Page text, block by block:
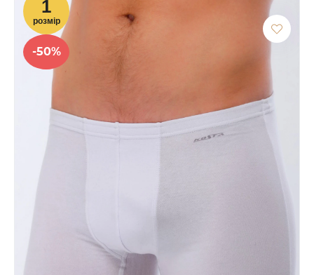
-50%